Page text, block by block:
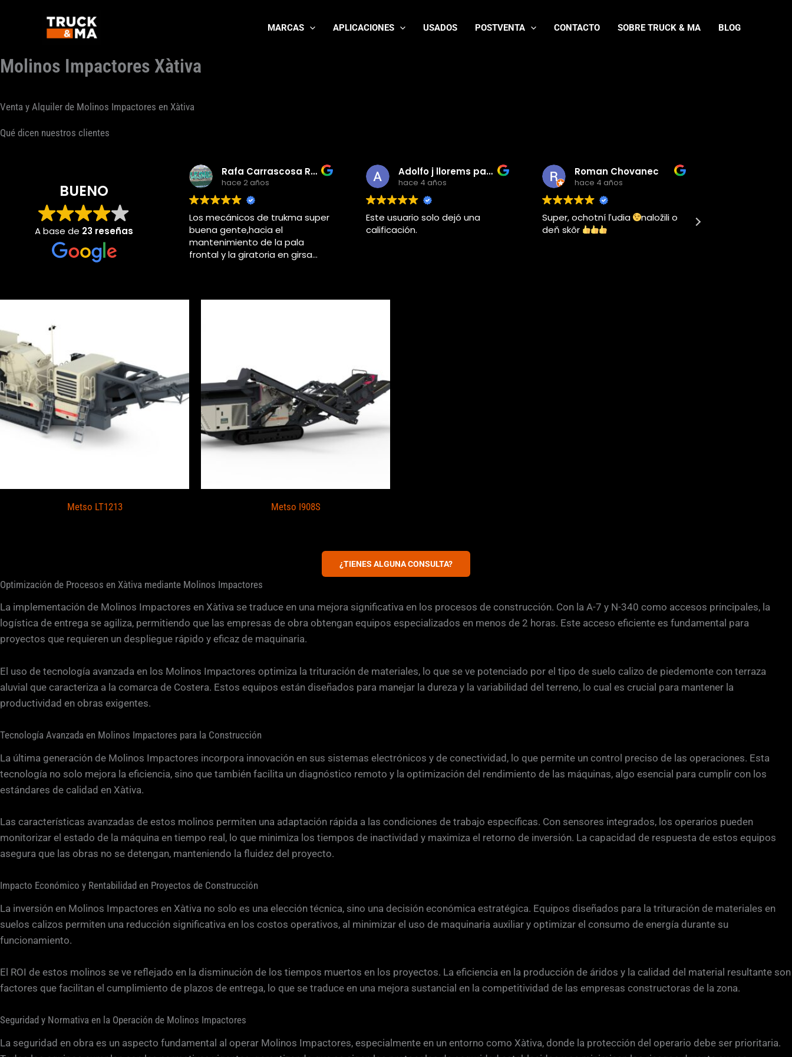
MARCAS APLICACIONES USADOS POSTVENTA CONTACTO SOBRE TRUCK & MA BLOG
Molinos Impactores Xàtiva
Venta y Alquiler de Molinos Impactores en Xàtiva
Qué dicen nuestros clientes
BUENO
A base de 23 reseñas
Rafa Carrascosa Rodriguez
hace 2 años
Los mecánicos de trukma super
buena gente,hacia el
mantenimiento de la pala
frontal y la giratoria en girsa
Adolfo j llorems pastor
hace 4 años
Este usuario solo dejó una
calificación.
Roman Chovanec
hace 4 años
Super, ochotní ľudia
naložili o
deň skôr
Este usuario solo dejó
calificación.
Metso LT1213 Metso I908S
¿TIENES ALGUNA CONSULTA?
Optimización de Procesos en Xàtiva mediante Molinos Impactores
La implementación de Molinos Impactores en Xàtiva se traduce en una mejora significativa en los procesos de construcción. Con la A-7 y N-340 como accesos principales, la
logística de entrega se agiliza, permitiendo que las empresas de obra obtengan equipos especializados en menos de 2 horas. Este acceso eficiente es fundamental para
proyectos que requieren un despliegue rápido y eficaz de maquinaria.
El uso de tecnología avanzada en los Molinos Impactores optimiza la trituración de materiales, lo que se ve potenciado por el tipo de suelo calizo de piedemonte con terraza
aluvial que caracteriza a la comarca de Costera. Estos equipos están diseñados para manejar la dureza y la variabilidad del terreno, lo cual es crucial para mantener la
productividad en obras exigentes.
Tecnología Avanzada en Molinos Impactores para la Construcción
La última generación de Molinos Impactores incorpora innovación en sus sistemas electrónicos y de conectividad, lo que permite un control preciso de las operaciones. Esta
tecnología no solo mejora la eficiencia, sino que también facilita un diagnóstico remoto y la optimización del rendimiento de las máquinas, algo esencial para cumplir con los
estándares de calidad en Xàtiva.
Las características avanzadas de estos molinos permiten una adaptación rápida a las condiciones de trabajo específicas. Con sensores integrados, los operarios pueden
monitorizar el estado de la máquina en tiempo real, lo que minimiza los tiempos de inactividad y maximiza el retorno de inversión. La capacidad de respuesta de estos equipos
asegura que las obras no se detengan, manteniendo la fluidez del proyecto.
Impacto Económico y Rentabilidad en Proyectos de Construcción
La inversión en Molinos Impactores en Xàtiva no solo es una elección técnica, sino una decisión económica estratégica. Equipos diseñados para la trituración de materiales en
suelos calizos permiten una reducción significativa en los costos operativos, al minimizar el uso de maquinaria auxiliar y optimizar el consumo de energía durante su
funcionamiento.
El ROI de estos molinos se ve reflejado en la disminución de los tiempos muertos en los proyectos. La eficiencia en la producción de áridos y la calidad del material resultante son
factores que facilitan el cumplimiento de plazos de entrega, lo que se traduce en una mejora sustancial en la competitividad de las empresas constructoras de la zona.
Seguridad y Normativa en la Operación de Molinos Impactores
La seguridad en obra es un aspecto fundamental al operar Molinos Impactores, especialmente en un entorno como Xàtiva, donde la protección del operario debe ser prioritaria.